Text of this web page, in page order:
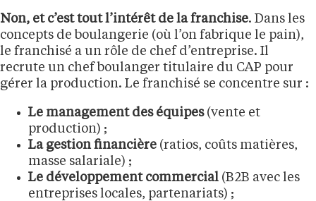
Non, et c’est tout l’intérêt de la franchise. Dans les
concepts de boulangerie (où l’on fabrique le pain),
le franchisé a un rôle de chef d’entreprise. Il
recrute un chef boulanger titulaire du CAP pour
gérer la production. Le franchisé se concentre sur :
Le management des équipes(vente et
production) ;
La gestion financière (ratios, coûts matières,
masse salariale) ;
Le développement commercial (B2B avec les
entreprises locales, partenariats) ;